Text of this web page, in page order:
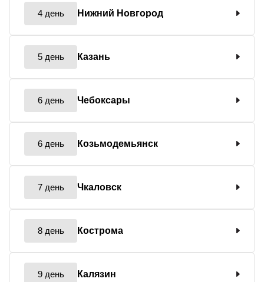
4 день Нижний Новгород
5 день Казань
6 день Чебоксары
6 день Козьмодемьянск
7 день Чкаловск
8 день Кострома
9 день Калязин